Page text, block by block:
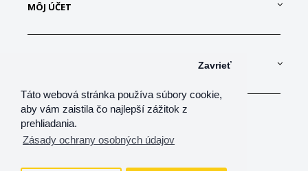
Táto webová stránka používa súbory cookie,
aby vám zaistila čo najlepší zážitok z
prehliadania.
Zásady ochrany osobných údajov
Zavrieť
MÔJ ÚČET